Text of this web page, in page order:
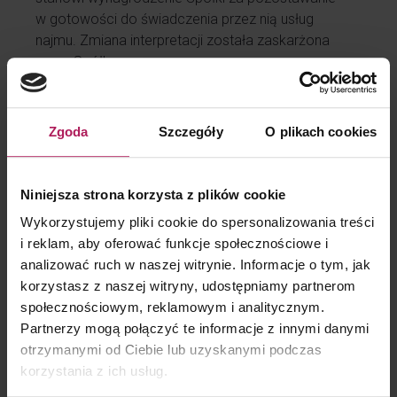
Zgoda Szczegóły O plikach cookies
Niniejsza strona korzysta z plików cookie
Wykorzystujemy pliki cookie do spersonalizowania treści
i reklam, aby oferować funkcje społecznościowe i
analizować ruch w naszej witrynie. Informacje o tym, jak
korzystasz z naszej witryny, udostępniamy partnerom
społecznościowym, reklamowym i analitycznym.
Partnerzy mogą połączyć te informacje z innymi danymi
otrzymanymi od Ciebie lub uzyskanymi podczas
korzystania z ich usług.
w gotowości do świadczenia przez nią usług
najmu. Zmiana interpretacji została zaskarżona
przez Spółkę.
WSA popiera stanowisko Spółki
Wojewódzki Sąd Administracyjny w Warszawie w
podzielił stanowisko Spółki uchylając zmianę
interpretacji.
W ustnym uzasadnieniu skład
Sądu wskazał na niewłaściwą interpretację
przepisów oraz wyroków TSUE dokonaną przez
Szefa KAS. Zwrócono również uwagę
na niewłaściwą, bo opierającą się głównie
na przepisach prawa cywilnego kwalifikację kar
umownych. Sąd zgodził się z Szefem KAS, że strony